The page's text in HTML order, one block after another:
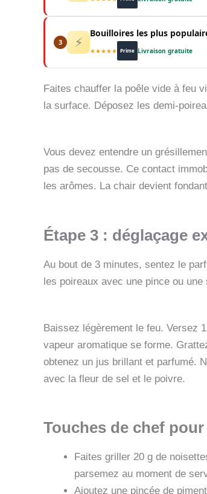
3 ⚡
Bouilloires les plus
★★★★★ Prime Livraison gratuite
Faites chauffer la poêle vide à feu
la surface. Déposez les demi-
Vous devez entendre un
pas de secousse. Ce contact
les arômes. La chair devient
Étape 3 : déglaçage
Au bout de 3 minutes, sentez le
les poireaux avec une pince ou
Baissez légèrement le feu. Versez
vapeur aromatique se forme.
obtenez un jus brillant et parfumé.
avec la fleur de sel et le poivre.
Touches de chef
Faites griller 20 g de
parsemez au moment de
Ajoutez une pincée de